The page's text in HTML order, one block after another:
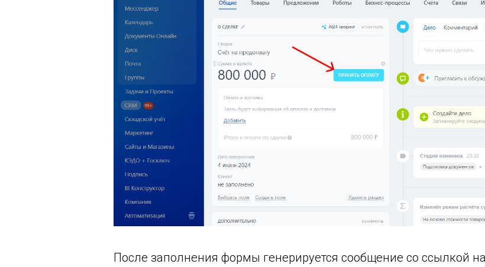
После заполнения формы генерируется сообщение со ссылкой